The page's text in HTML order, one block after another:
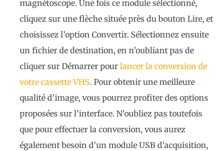
magnétoscope. Une fois ce module sélectionné,
cliquez sur une flèche située près du bouton Lire, et
choisissez l’option Convertir. Sélectionnez ensuite
un fichier de destination, en n’oubliant pas de
cliquer sur Démarrer pour lancer la conversion de
votre cassette VHS. Pour obtenir une meilleure
qualité d’image, vous pourrez profiter des options
proposées sur l’interface. N’oubliez pas toutefois
que pour effectuer la conversion, vous aurez
également besoin d’un module USB d’acquisition,